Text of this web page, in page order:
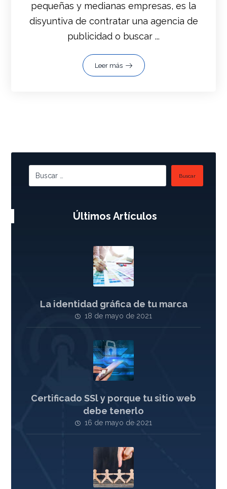
pequeñas y medianas empresas, es la
disyuntiva de contratar una agencia de
publicidad o buscar ...
Leer más
Buscar
Últimos Artículos
La identidad gráfica de tu marca
18 de mayo de 2021
Certificado SSl y porque tu sitio web
debe tenerlo
16 de mayo de 2021